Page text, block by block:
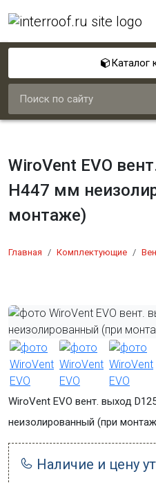
Каталог
WiroVent EVO
Н447 мм
монтаже)
Главная Комплектующие
WiroVent EVO вент. выход
неизолированный (при
Наличие и цену